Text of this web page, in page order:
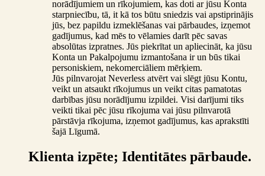
norādījumiem un rīkojumiem, kas doti ar jūsu Konta
starpniecību, tā, it kā tos būtu sniedzis vai apstiprinājis
jūs, bez papildu izmeklēšanas vai pārbaudes, izņemot
gadījumus, kad mēs to vēlamies darīt pēc savas
absolūtas izpratnes. Jūs piekrītat un apliecināt, ka jūsu
Konta un Pakalpojumu izmantošana ir un būs tikai
personiskiem, nekomerciāliem mērķiem.
Jūs pilnvarojat Neverless atvērt vai slēgt jūsu Kontu,
veikt un atsaukt rīkojumus un veikt citas pamatotas
darbības jūsu norādījumu izpildei. Visi darījumi tiks
veikti tikai pēc jūsu rīkojuma vai jūsu pilnvarotā
pārstāvja rīkojuma, izņemot gadījumus, kas aprakstīti
šajā Līgumā.
Klienta izpēte; Identitātes pārbaude.